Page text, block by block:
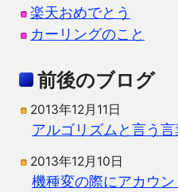
楽天おめでとう
カーリングのこと
前後のブログ
2013年12月11日
アルゴリズムと言う言
2013年12月10日
機種変の際にアカウ